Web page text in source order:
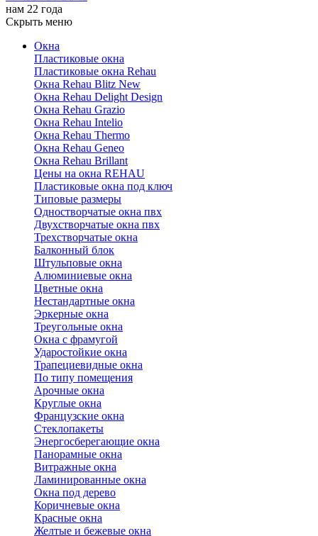
нам 22 года
Скрыть меню
Окна
Пластиковые окна
Пластиковые окна Rehau
Окна Rehau Blitz New
Окна Rehau Delight Design
Окна Rehau Grazio
Окна Rehau Intelio
Окна Rehau Thermo
Окна Rehau Geneo
Окна Rehau Brillant
Цены на окна REHAU
Пластиковые окна под ключ
Типовые размеры
Одностворчатые окна пвх
Двухстворчатые окна пвх
Трехстворчатые окна
Балконный блок
Штульповые окна
Алюминиевые окна
Цветные окна
Нестандартные окна
Эркерные окна
Треугольные окна
Окна с фрамугой
Ударостойкие окна
Трапециевидные окна
По типу помещения
Арочные окна
Круглые окна
Французские окна
Стеклопакеты
Энергосберегающие окна
Панорамные окна
Витражные окна
Ламинированные окна
Окна под дерево
Коричневые окна
Красные окна
Желтые и бежевые окна